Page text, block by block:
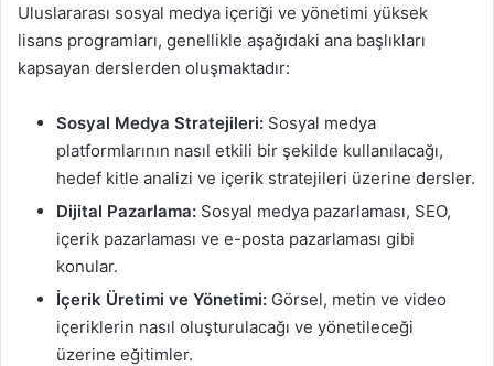
Uluslararası sosyal medya içeriği ve yönetimi yüksek
lisans programları, genellikle aşağıdaki ana başlıkları
kapsayan derslerden oluşmaktadır:
Sosyal Medya Stratejileri: Sosyal medya
platformlarının nasıl etkili bir şekilde kullanılacağı,
hedef kitle analizi ve içerik stratejileri üzerine dersler.
Dijital Pazarlama: Sosyal medya pazarlaması, SEO,
içerik pazarlaması ve e-posta pazarlaması gibi
konular.
İçerik Üretimi ve Yönetimi: Görsel, metin ve video
içeriklerin nasıl oluşturulacağı ve yönetileceği
üzerine eğitimler.